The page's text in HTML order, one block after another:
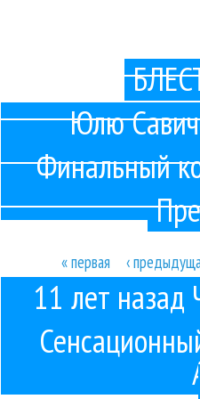
Юлю
Финальный
11 лет назад
Страницы
« первая ‹